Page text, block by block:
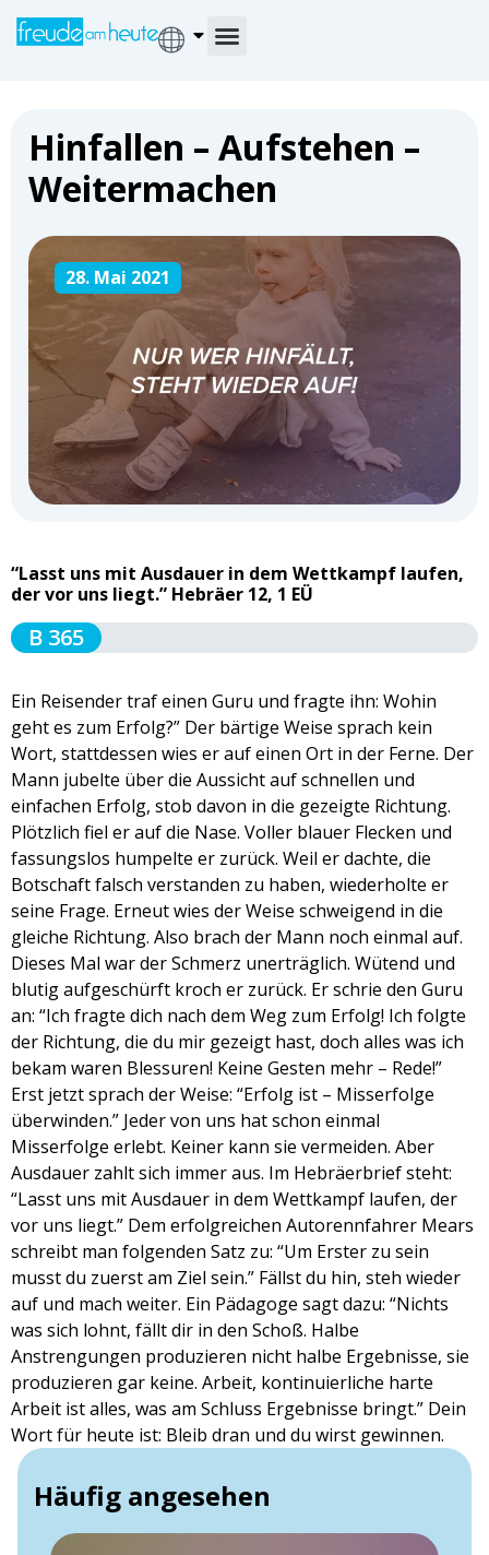
Hinfallen – Aufstehen –
Weitermachen
28. Mai 2021
“Lasst uns mit Ausdauer in dem Wettkampf laufen,
der vor uns liegt.” Hebräer 12, 1 EÜ
B 365
Ein Reisender traf einen Guru und fragte ihn: Wohin
geht es zum Erfolg?” Der bärtige Weise sprach kein
Wort, stattdessen wies er auf einen Ort in der Ferne. Der
Mann jubelte über die Aussicht auf schnellen und
einfachen Erfolg, stob davon in die gezeigte Richtung.
Plötzlich fiel er auf die Nase. Voller blauer Flecken und
fassungslos humpelte er zurück. Weil er dachte, die
Botschaft falsch verstanden zu haben, wiederholte er
seine Frage. Erneut wies der Weise schweigend in die
gleiche Richtung. Also brach der Mann noch einmal auf.
Dieses Mal war der Schmerz unerträglich. Wütend und
blutig aufgeschürft kroch er zurück. Er schrie den Guru
an: “Ich fragte dich nach dem Weg zum Erfolg! Ich folgte
der Richtung, die du mir gezeigt hast, doch alles was ich
bekam waren Blessuren! Keine Gesten mehr – Rede!”
Erst jetzt sprach der Weise: “Erfolg ist – Misserfolge
überwinden.” Jeder von uns hat schon einmal
Misserfolge erlebt. Keiner kann sie vermeiden. Aber
Ausdauer zahlt sich immer aus. Im Hebräerbrief steht:
“Lasst uns mit Ausdauer in dem Wettkampf laufen, der
vor uns liegt.” Dem erfolgreichen Autorennfahrer Mears
schreibt man folgenden Satz zu: “Um Erster zu sein
musst du zuerst am Ziel sein.” Fällst du hin, steh wieder
auf und mach weiter. Ein Pädagoge sagt dazu: “Nichts
was sich lohnt, fällt dir in den Schoß. Halbe
Anstrengungen produzieren nicht halbe Ergebnisse, sie
produzieren gar keine. Arbeit, kontinuierliche harte
Arbeit ist alles, was am Schluss Ergebnisse bringt.” Dein
Wort für heute ist: Bleib dran und du wirst gewinnen.
Häufig angesehen